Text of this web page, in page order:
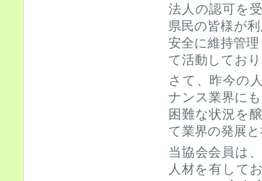
法人の認可を
県民の皆様が
安全に維持管
て活動してお
さて、昨今の
ナンス業界に
困難な状況を
て業界の発展
当協会会員は
人材を有して